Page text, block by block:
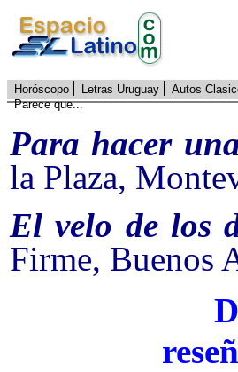
Horóscopo Letras Uruguay Autos
Parece que...
Para hacer
la Plaza,
El velo de los
Firme, Buenos